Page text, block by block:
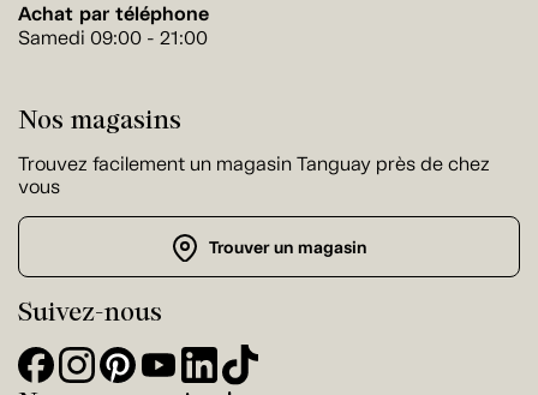
Achat par téléphone
Samedi 09:00 - 21:00
Nos magasins
Trouvez facilement un magasin Tanguay près de chez
vous
Trouver un magasin
Suivez-nous